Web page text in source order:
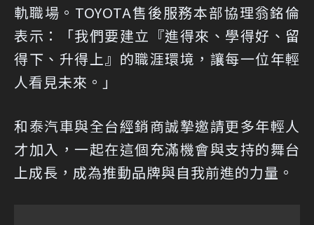
軌職場。TOYOTA售後服務本部協理翁銘倫
表示：「我們要建立『進得來、學得好、留
得下、升得上』的職涯環境，讓每一位年輕
人看見未來。」
和泰汽車與全台經銷商誠摯邀請更多年輕人
才加入，一起在這個充滿機會與支持的舞台
上成長，成為推動品牌與自我前進的力量。